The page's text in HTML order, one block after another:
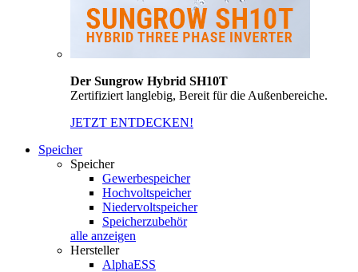
Der Sungrow Hybrid SH10T
Zertifiziert langlebig, Bereit für die Außenbereiche.
JETZT ENTDECKEN!
Speicher
Speicher
Gewerbespeicher
Hochvoltspeicher
Niedervoltspeicher
Speicherzubehör
alle anzeigen
Hersteller
AlphaESS